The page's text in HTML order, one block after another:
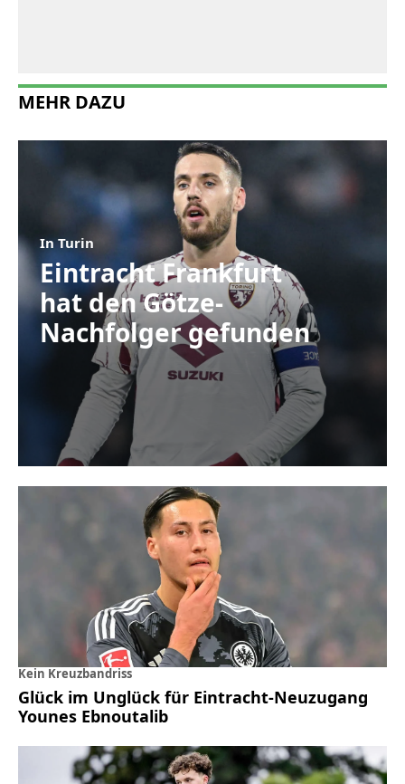
MEHR DAZU
In Turin
Eintracht Frankfurt
hat den Götze-
Nachfolger gefunden
Kein Kreuzbandriss
Glück im Unglück für Eintracht-Neuzugang
Younes Ebnoutalib